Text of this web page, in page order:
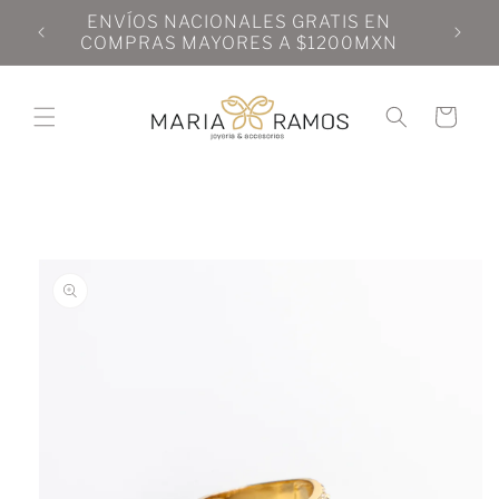
directamente
al contenido
ENVÍOS NACIONALES GRATIS EN
COMPRAS MAYORES A $1200MXN
Carrito